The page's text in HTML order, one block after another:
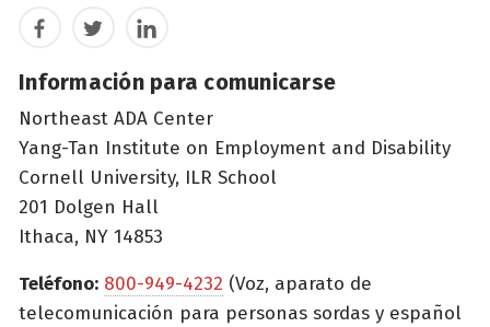
FacebookTwitterLinkedIn
Información para comunicarse
Northeast ADA Center
Yang-Tan Institute on Employment and Disability
Cornell University, ILR School
201 Dolgen Hall
Ithaca, NY 14853
Teléfono: 800-949-4232 (Voz, aparato de
telecomunicación para personas sordas y español